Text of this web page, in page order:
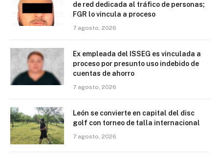
de red dedicada al tráfico de personas;
FGR lo vincula a proceso
7 agosto, 2026
Ex empleada del ISSEG es vinculada a
proceso por presunto uso indebido de
cuentas de ahorro
7 agosto, 2026
León se convierte en capital del disc
golf con torneo de talla internacional
7 agosto, 2026